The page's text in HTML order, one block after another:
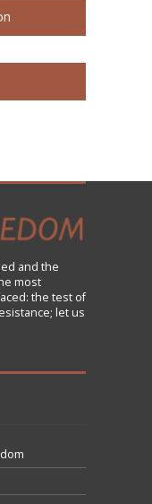
and the
most
the test of
let us